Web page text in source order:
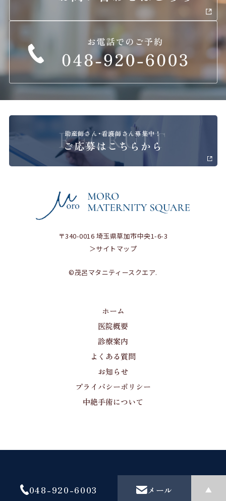
RECRUIT
助産師さん･看護師さん募集中！
ご応募はこちらから
〒340-0016 埼玉県草加市中央1-6-3
＞サイトマップ
©茂呂マタニティースクエア.
ホーム
医院概要
診療案内
よくある質問
お知らせ
プライバシーポリシー
中絶手術について
048-920-6003 メール